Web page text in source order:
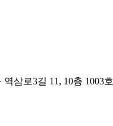
삼로3길 11, 10층 1003호